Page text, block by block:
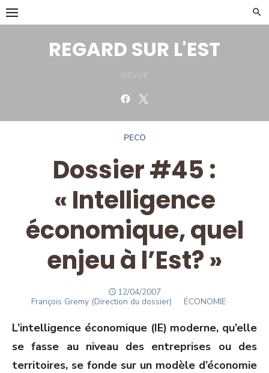
Skip
to
REGARD SUR L'EST
Facebook
PECO
Dossier #45 :
« Intelligence
économique, quel
enjeu à l’Est? »
POSTED
ON
12/04/2007
Author
François Gremy (Direction du dossier) ÉCONOMIE
L’intelligence économique (IE) moderne, qu’elle
se fasse au niveau des entreprises ou des
territoires, se fonde sur un modèle d’économie